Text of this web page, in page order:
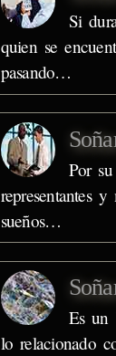
Si
quien se
pasando…
Por
representantes
sueños…
Es un
lo relacionado